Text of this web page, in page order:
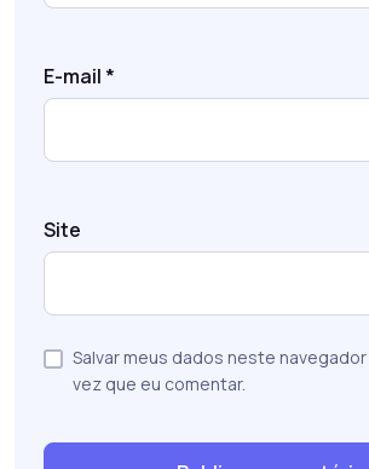
E-mail *
Site
Salvar meus dados neste
vez que eu comentar.